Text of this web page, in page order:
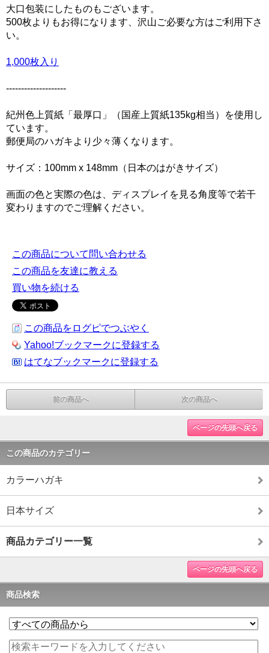
大口包装にしたものもございます。
500枚よりもお得になります、沢山ご必要な方はご利用下さ
い。
1,000枚入り
--------------------
紀州色上質紙「最厚口」（国産上質紙135kg相当）を使用し
ています。
郵便局のハガキより少々薄くなります。
サイズ：100mm x 148mm（日本のはがきサイズ）
画面の色と実際の色は、ディスプレイを見る角度等で若干
変わりますのでご理解ください。
この商品について問い合わせる
この商品を友達に教える
買い物を続ける
この商品をログピでつぶやく
Yahoo!ブックマークに登録する
はてなブックマークに登録する
前の商品へ 次の商品へ
ページの先頭へ戻る
この商品のカテゴリー
カラーハガキ
日本サイズ
商品カテゴリー一覧
ページの先頭へ戻る
商品検索